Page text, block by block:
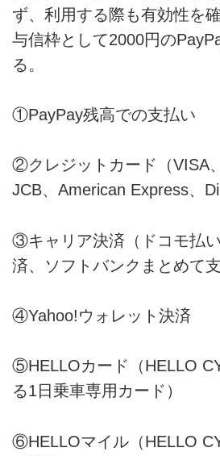
ず、利用する際も有効性を
与信枠として2000円の
る。
①PayPay残高での支払い
②クレジットカード（VISA
JCB、American Express、
③キャリア決済（ドコモ払
済、ソフトバンクまとめて支
④Yahoo!ウォレット決済
⑤HELLOカード（HELLO
る1日乗車専用カード）
⑥HELLOマイル（HELLO